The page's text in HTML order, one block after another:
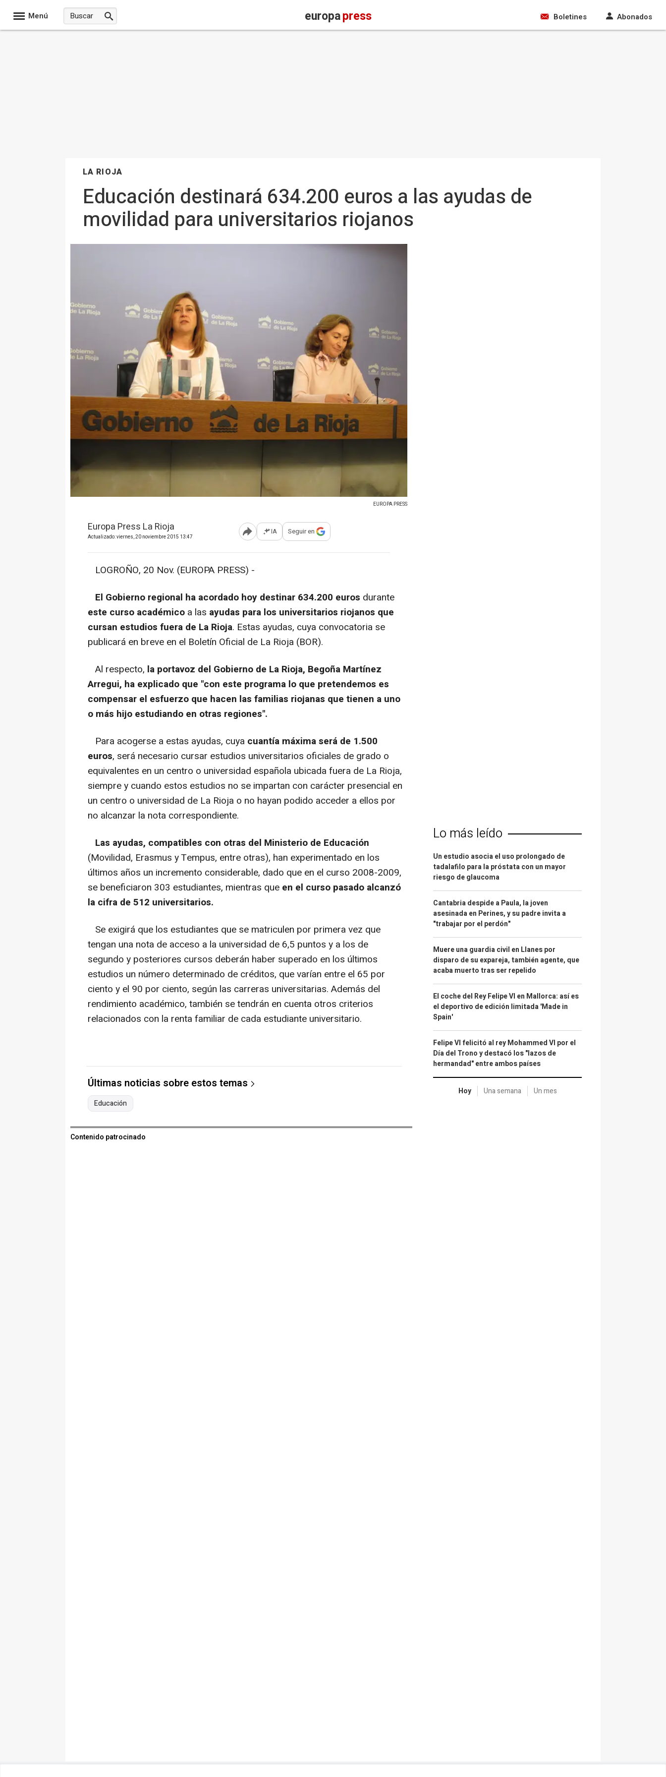
Menú europapress Boletines Abonados
LA RIOJA
Educación destinará 634.200 euros a las ayudas de
movilidad para universitarios riojanos
EUROPA PRESS
Europa Press La Rioja
Actualizado: viernes, 20 noviembre 2015 13:47 Abrir opciones para compartir
IA Seguir en
LOGROÑO, 20 Nov. (EUROPA PRESS) -
El Gobierno regional ha acordado hoy destinar 634.200 euros durante
este curso académico a las ayudas para los universitarios riojanos que
cursan estudios fuera de La Rioja. Estas ayudas, cuya convocatoria se
publicará en breve en el Boletín Oficial de La Rioja (BOR).
Al respecto, la portavoz del Gobierno de La Rioja, Begoña Martínez
Arregui, ha explicado que "con este programa lo que pretendemos es
compensar el esfuerzo que hacen las familias riojanas que tienen a uno
o más hijo estudiando en otras regiones".
Para acogerse a estas ayudas, cuya cuantía máxima será de 1.500
euros, será necesario cursar estudios universitarios oficiales de grado o
equivalentes en un centro o universidad española ubicada fuera de La Rioja,
siempre y cuando estos estudios no se impartan con carácter presencial en
un centro o universidad de La Rioja o no hayan podido acceder a ellos por
no alcanzar la nota correspondiente.
Las ayudas, compatibles con otras del Ministerio de Educación
(Movilidad, Erasmus y Tempus, entre otras), han experimentado en los
últimos años un incremento considerable, dado que en el curso 2008-2009,
se beneficiaron 303 estudiantes, mientras que en el curso pasado alcanzó
la cifra de 512 universitarios.
Se exigirá que los estudiantes que se matriculen por primera vez que
tengan una nota de acceso a la universidad de 6,5 puntos y a los de
segundo y posteriores cursos deberán haber superado en los últimos
estudios un número determinado de créditos, que varían entre el 65 por
ciento y el 90 por ciento, según las carreras universitarias. Además del
rendimiento académico, también se tendrán en cuenta otros criterios
relacionados con la renta familiar de cada estudiante universitario.
Últimas noticias sobre estos temas
Educación
Contenido patrocinado
Lo más leído
Un estudio asocia el uso prolongado de
tadalafilo para la próstata con un mayor
riesgo de glaucoma
Cantabria despide a Paula, la joven
asesinada en Perines, y su padre invita a
"trabajar por el perdón"
Muere una guardia civil en Llanes por
disparo de su expareja, también agente, que
acaba muerto tras ser repelido
El coche del Rey Felipe VI en Mallorca: así es
el deportivo de edición limitada 'Made in
Spain'
Felipe VI felicitó al rey Mohammed VI por el
Día del Trono y destacó los "lazos de
hermandad" entre ambos países
Hoy Una semana Un mes